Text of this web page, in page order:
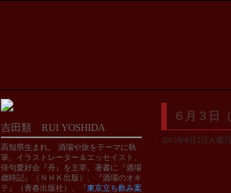
６月３日
2015年6月2日火曜
吉田類 RUI YOSHIDA
高知県生まれ。 酒場や旅をテーマに執
筆。イラストレーター＆エッセイスト、
俳句愛好会『舟』を主宰。著書に『酒場
歳時記』（ＮＨＫ出版）、『酒場のオキ
テ』（青春出版社）、『東京立ち飲み案